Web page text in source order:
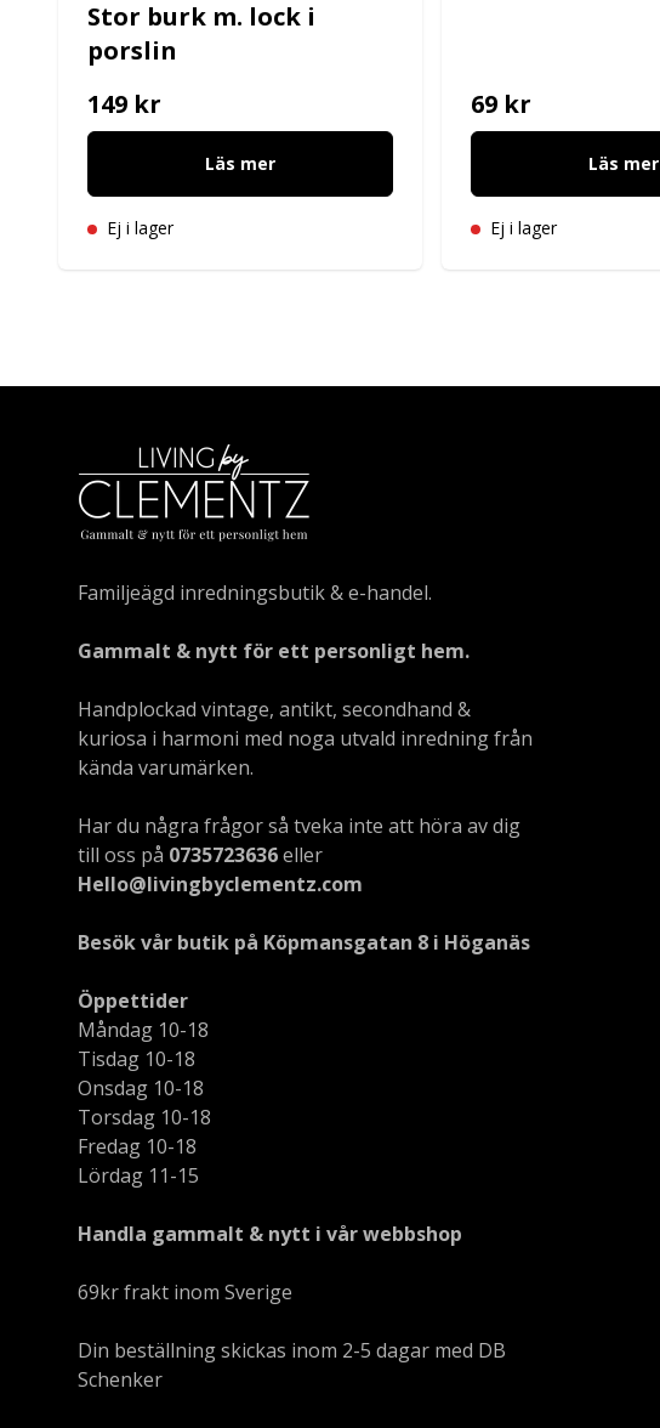
Stor burk m. lock i
porslin
149 kr
Läs mer
Ej i lager
69 kr
Läs mer
Ej i lager
Familjeägd inredningsbutik & e-handel.
Gammalt & nytt för ett personligt hem.
Handplockad vintage, antikt, secondhand &
kuriosa i harmoni med noga utvald inredning från
kända varumärken.
Har du några frågor så tveka inte att höra av dig
till oss på 0735723636eller
Hello@livingbyclementz.com
Besök vår butik på Köpmansgatan 8 i Höganäs
Öppettider
Måndag 10-18
Tisdag 10-18
Onsdag 10-18
Torsdag 10-18
Fredag 10-18
Lördag 11-15
Handla gammalt & nytt i vår webbshop
69kr frakt inom Sverige
Din beställning skickas inom 2-5 dagar med DB
Schenker